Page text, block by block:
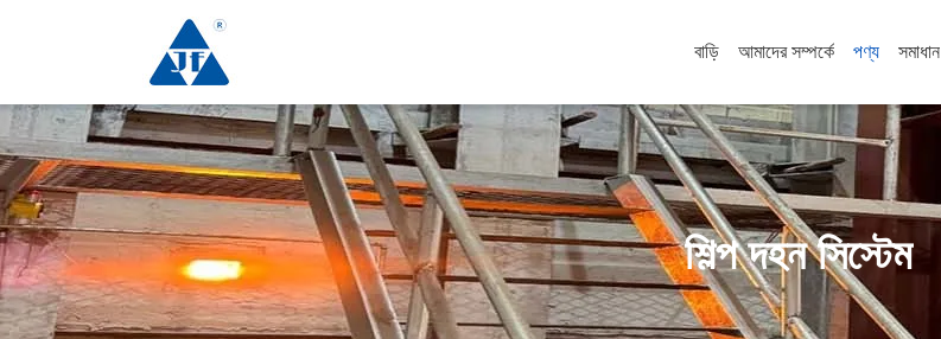
বাড়ি আমাদের সম্পর্কে পণ্য সমাধান
শিল্প দহন সিস্টেম